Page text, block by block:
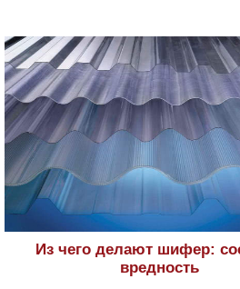
Из чего делают шифер:
вредность